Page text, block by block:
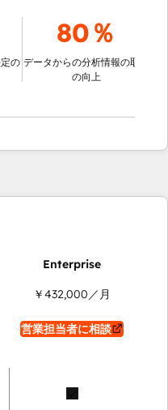
80％
ータからの分析情報の取得
￥432,000 ／月
営業担当者に相談